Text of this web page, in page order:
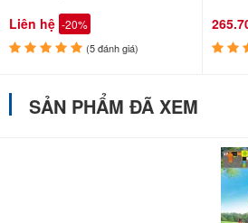
Liên hệ -20%
(5 đánh giá)
SẢN PHẨM ĐÃ XEM